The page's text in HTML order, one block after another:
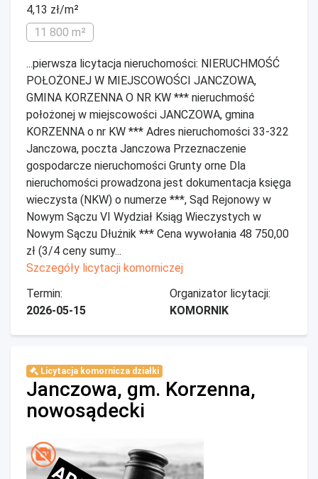
4,13 zł/m²
11 800 m²
...pierwsza licytacja nieruchomości: NIERUCHMOŚĆ
POŁOŻONEJ W MIEJSCOWOŚCI JANCZOWA,
GMINA KORZENNA O NR KW *** nieruchmość
położonej w miejscowości JANCZOWA, gmina
KORZENNA o nr KW *** Adres nieruchomości 33-322
Janczowa, poczta Janczowa Przeznaczenie
gospodarcze nieruchomości Grunty orne Dla
nieruchomości prowadzona jest dokumentacja księga
wieczysta (NKW) o numerze ***, Sąd Rejonowy w
Nowym Sączu VI Wydział Ksiąg Wieczystych w
Nowym Sączu Dłużnik *** Cena wywołania 48 750,00
zł (3/4 ceny sumy...
Szczegóły licytacji komorniczej
Termin:
2026-05-15
Organizator licytacji:
KOMORNIK
Licytacja komornicza działki
Janczowa, gm. Korzenna,
nowosądecki